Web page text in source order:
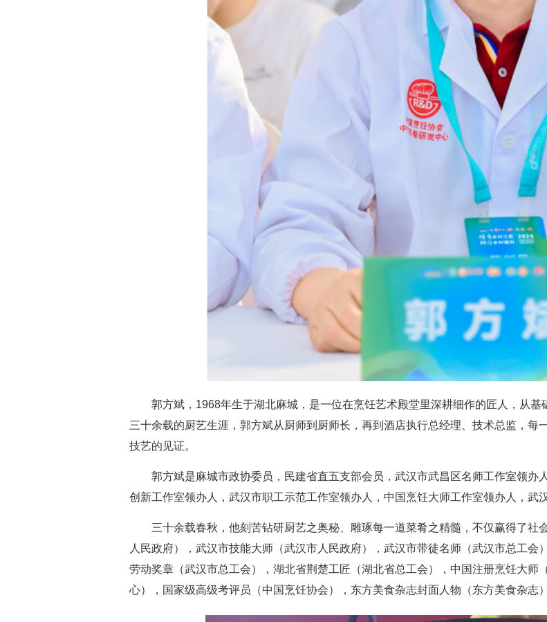
郭方斌，1968年生于湖北麻城，是一位在烹饪艺术殿堂里深耕细作的匠人，从基
三十余载的厨艺生涯，郭方斌从厨师到厨师长，再到酒店执行总经理、技术总监，每
技艺的见证。
郭方斌是麻城市政协委员，民建省直五支部会员，武汉市武昌区名师工作室领办
创新工作室领办人，武汉市职工示范工作室领办人，中国烹饪大师工作室领办人，武
三十余载春秋，他刻苦钻研厨艺之奥秘、雕琢每一道菜肴之精髓，不仅赢得了社
人民政府），武汉市技能大师（武汉市人民政府），武汉市带徒名师（武汉市总工会
劳动奖章（武汉市总工会），湖北省荆楚工匠（湖北省总工会），中国注册烹饪大师
心），国家级高级考评员（中国烹饪协会），东方美食杂志封面人物（东方美食杂志